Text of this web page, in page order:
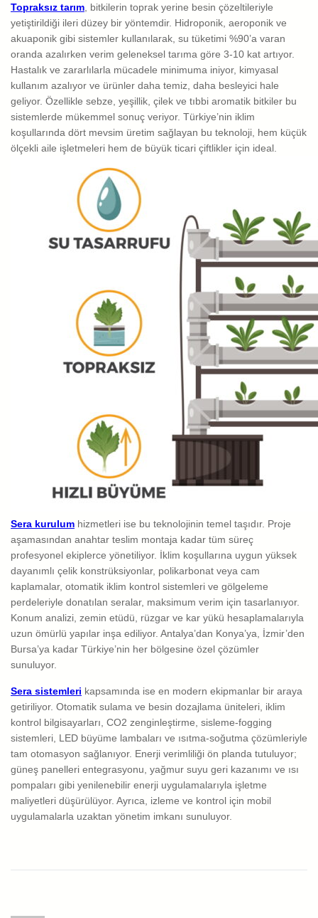
Topraksız tarım , bitkilerin toprak yerine besin çözeltileriyle
yetiştirildiği ileri düzey bir yöntemdir. Hidroponik, aeroponik ve
akuaponik gibi sistemler kullanılarak, su tüketimi %90’a varan
oranda azalırken verim geleneksel tarıma göre 3-10 kat artıyor.
Hastalık ve zararlılarla mücadele minimuma iniyor, kimyasal
kullanım azalıyor ve ürünler daha temiz, daha besleyici hale
geliyor. Özellikle sebze, yeşillik, çilek ve tıbbi aromatik bitkiler bu
sistemlerde mükemmel sonuç veriyor. Türkiye’nin iklim
koşullarında dört mevsim üretim sağlayan bu teknoloji, hem küçük
ölçekli aile işletmeleri hem de büyük ticari çiftlikler için ideal.
Sera kurulum hizmetleri ise bu teknolojinin temel taşıdır. Proje
aşamasından anahtar teslim montaja kadar tüm süreç
profesyonel ekiplerce yönetiliyor. İklim koşullarına uygun yüksek
dayanımlı çelik konstrüksiyonlar, polikarbonat veya cam
kaplamalar, otomatik iklim kontrol sistemleri ve gölgeleme
perdeleriyle donatılan seralar, maksimum verim için tasarlanıyor.
Konum analizi, zemin etüdü, rüzgar ve kar yükü hesaplamalarıyla
uzun ömürlü yapılar inşa ediliyor. Antalya’dan Konya’ya, İzmir’den
Bursa’ya kadar Türkiye’nin her bölgesine özel çözümler
sunuluyor.
Sera sistemleri kapsamında ise en modern ekipmanlar bir araya
getiriliyor. Otomatik sulama ve besin dozajlama üniteleri, iklim
kontrol bilgisayarları, CO2 zenginleştirme, sisleme-fogging
sistemleri, LED büyüme lambaları ve ısıtma-soğutma çözümleriyle
tam otomasyon sağlanıyor. Enerji verimliliği ön planda tutuluyor;
güneş panelleri entegrasyonu, yağmur suyu geri kazanımı ve ısı
pompaları gibi yenilenebilir enerji uygulamalarıyla işletme
maliyetleri düşürülüyor. Ayrıca, izleme ve kontrol için mobil
uygulamalarla uzaktan yönetim imkanı sunuluyor.